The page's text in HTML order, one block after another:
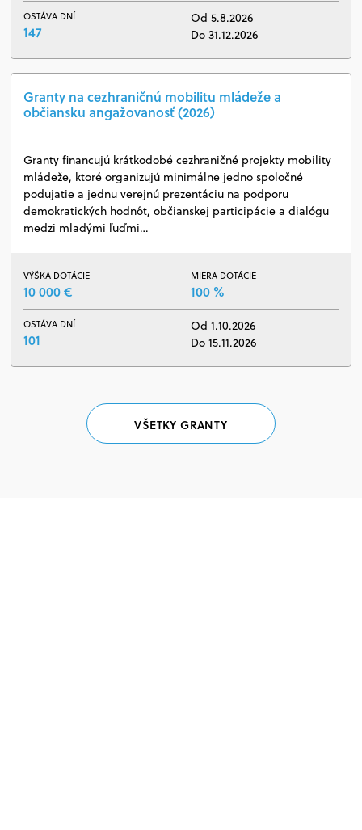
OSTÁVA DNÍ
147
Od 5.8.2026
Do 31.12.2026
Granty na cezhraničnú mobilitu mládeže a
občiansku angažovanosť (2026)
Granty financujú krátkodobé cezhraničné projekty mobility
mládeže, ktoré organizujú minimálne jedno spoločné
podujatie a jednu verejnú prezentáciu na podporu
demokratických hodnôt, občianskej participácie a dialógu
medzi mladými ľuďmi…
VÝŠKA DOTÁCIE
10 000 €
MIERA DOTÁCIE
100 %
OSTÁVA DNÍ
101
Od 1.10.2026
Do 15.11.2026
VŠETKY GRANTY